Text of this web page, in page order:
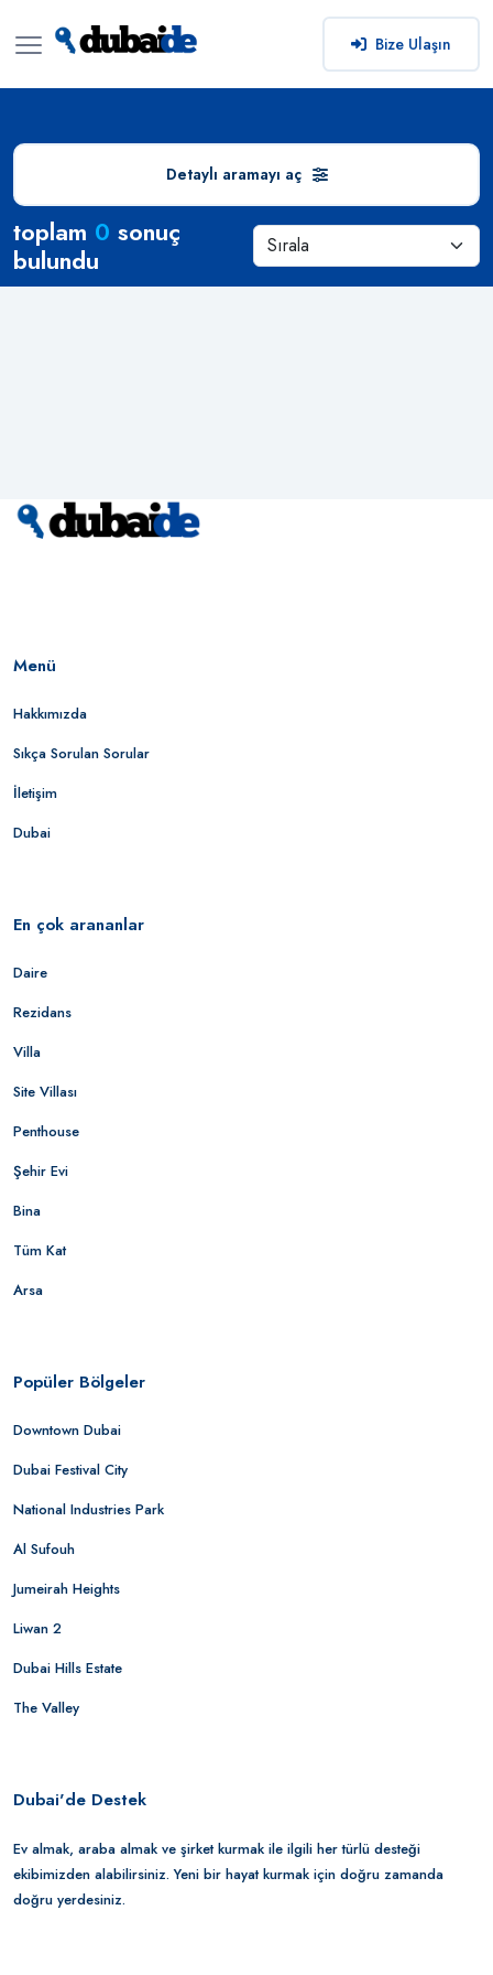
Bize Ulaşın
Arama SonuçlarıDetaylı aramayı aç
toplam 0 sonuç
bulundu
Menü
Hakkımızda
Sıkça Sorulan Sorular
İletişim
Dubai
En çok arananlar
Daire
Rezidans
Villa
Site Villası
Penthouse
Şehir Evi
Bina
Tüm Kat
Arsa
Popüler Bölgeler
Downtown Dubai
Dubai Festival City
National Industries Park
Al Sufouh
Jumeirah Heights
Liwan 2
Dubai Hills Estate
The Valley
Dubai'de Destek
Ev almak, araba almak ve şirket kurmak ile ilgili her türlü desteği
ekibimizden alabilirsiniz. Yeni bir hayat kurmak için doğru zamanda
doğru yerdesiniz.